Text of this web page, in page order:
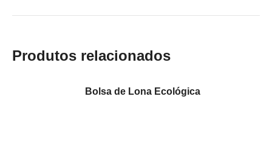
Produtos relacionados
Bolsa de Lona Ecológica